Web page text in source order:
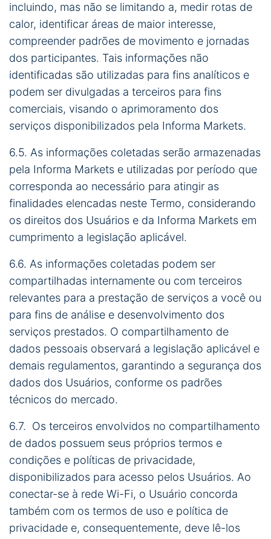
incluindo, mas não se limitando a, medir rotas de
calor, identificar áreas de maior interesse,
compreender padrões de movimento e jornadas
dos participantes. Tais informações não
identificadas são utilizadas para fins analíticos e
podem ser divulgadas a terceiros para fins
comerciais, visando o aprimoramento dos
serviços disponibilizados pela Informa Markets.
6.5. As informações coletadas serão armazenadas
pela Informa Markets e utilizadas por período que
corresponda ao necessário para atingir as
finalidades elencadas neste Termo, considerando
os direitos dos Usuários e da Informa Markets em
cumprimento a legislação aplicável.
6.6. As informações coletadas podem ser
compartilhadas internamente ou com terceiros
relevantes para a prestação de serviços a você ou
para fins de análise e desenvolvimento dos
serviços prestados. O compartilhamento de
dados pessoais observará a legislação aplicável e
demais regulamentos, garantindo a segurança dos
dados dos Usuários, conforme os padrões
técnicos do mercado.
6.7. Os terceiros envolvidos no compartilhamento
de dados possuem seus próprios termos e
condições e políticas de privacidade,
disponibilizados para acesso pelos Usuários. Ao
conectar-se à rede Wi-Fi, o Usuário concorda
também com os termos de uso e política de
privacidade e, consequentemente, deve lê-los